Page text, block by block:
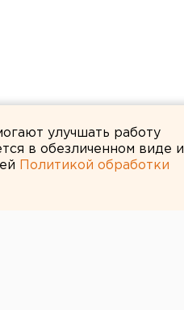
улучшать работу
в обезличенном виде и
Политикой обработки